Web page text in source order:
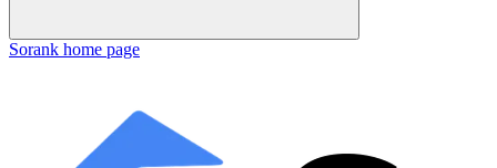
Sorank home page